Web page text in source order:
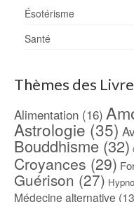
Ésotérisme
Santé
Thèmes des
Alimentation (16)
Astrologie (35)
Bouddhisme (32)
Croyances (29)
Guérison (27)
Médecine alternative